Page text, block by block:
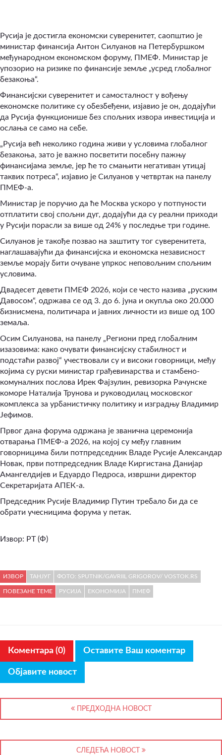
Русија је достигла економски суверенитет, саопштио је
министар финансија Антон Силуанов на Петербуршком
међународном економском форуму, ПМЕФ. Министар је
упозорио на ризике по финансије земље „усред глобалног
безакоња“.
Финансијски суверенитет и самосталност у вођењу
економске политике су обезбеђени, изјавио је он, додајући
да Русија функционише без спољних извора инвестиција и
ослања се само на себе.
„Русија већ неколико година живи у условима глобалног
безакоња, зато је важно посветити посебну пажњу
финансијама земље, јер ће то смањити негативан утицај
таквих потреса“, изјавио је Силуанов у четвртак на панелу
ПМЕФ-а.
Министар је поручио да ће Москва ускоро у потпуности
отплатити свој спољни дуг, додајући да су реални приходи
у Русији порасли за више од 24% у последње три године.
Силуанов је такође позвао на заштиту тог суверенитета,
наглашавајући да финансијска и економска независност
земље морају бити очуване упркос неповољним спољним
условима.
Двадесет девети ПМЕФ 2026, који се често назива „руским
Давосом“, одржава се од 3. до 6. јуна и окупља око 20.000
бизнисмена, политичара и јавних личности из више од 100
земаља.
Осим Силуанова, на панелу „Региони пред глобалним
изазовима: како очувати финансијску стабилност и
подстаћи развој“ учествовали су и високи говорници, међу
којима су руски министар грађевинарства и стамбено-
комуналних послова Ирек Фајзулин, ревизорка Рачунске
коморе Наталија Трунова и руководилац московског
комплекса за урбанистичку политику и изградњу Владимир
Јефимов.
Првог дана форума одржана је званична церемонија
отварања ПМЕФ-а 2026, на којој су међу главним
говорницима били потпредседник Владе Русије Александар
Новак, први потпредседник Владе Киргистана Данијар
Амангелдијев и Едуардо Педроса, извршни директор
Секретаријата АПЕК-а.
Председник Русије Владимир Путин требало би да се
обрати учесницима форума у петак.
Извор: РТ (Ф)
ИЗВОР ТАНЈУГ ФОТО: SPUTNIK/GAVRIIL GRIGOROV/ VOSTOK.RS
ПОВЕЗАНЕ ТЕМЕ РУСИЈА ЕКОНОМИЈА ПМЕФ
Коментара (0) Оставите Ваш коментар
Објавите новост
ПРЕДХОДНА НОВОСТ
СЛЕДЕЋА НОВОСТ